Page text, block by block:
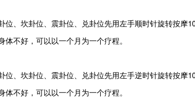
、坎卦位、震卦位、兑卦位先用左手顺时针旋转按摩
不好，可以以一个月为一个疗程。
、坎卦位、震卦位、兑卦位先用左手逆时针旋转按摩
不好，可以以一个月为一个疗程。